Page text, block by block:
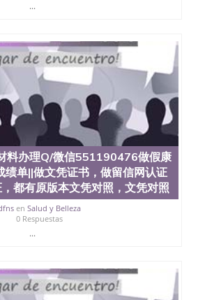
单购买学位证书/澳洲读本科硕
单||做文凭证书，做留信网认证
都有原版本文凭对照，文凭对
，激光镭射，复印防伪、在读证明
...
料办理Q/微信551190476做假康
绩单||做文凭证书，做留信网认证
，都有原版本文凭对照，文凭对照
en Salud y Belleza
0 Respuestas
...